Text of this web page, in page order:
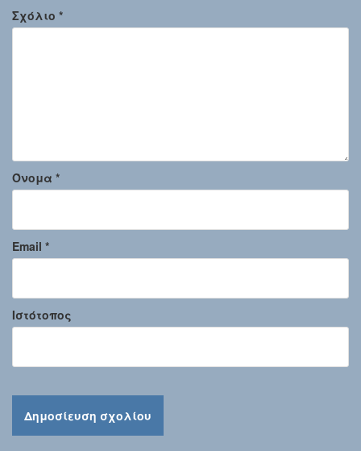
Σχόλιο *
Όνομα *
Email *
Ιστότοπος